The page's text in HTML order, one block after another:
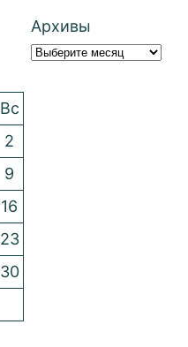
Архивы
Вс
2
9
16
23
30